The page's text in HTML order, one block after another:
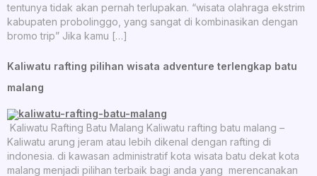
tentunya tidak akan pernah terlupakan. “wisata olahraga ekstrim
kabupaten probolinggo, yang sangat di kombinasikan dengan
bromo trip” Jika kamu […]
Kaliwatu rafting pilihan wisata adventure terlengkap batu
malang
Kaliwatu Rafting Batu Malang Kaliwatu rafting batu malang –
Kaliwatu arung jeram atau lebih dikenal dengan rafting di
indonesia. di kawasan administratif kota wisata batu dekat kota
malang menjadi pilihan terbaik bagi anda yang merencanakan